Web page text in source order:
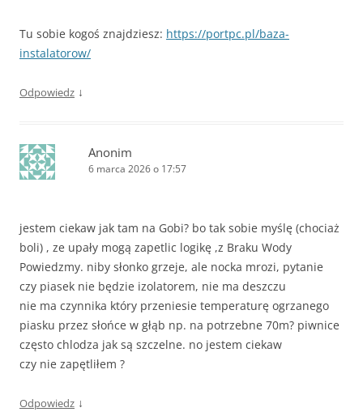
Tu sobie kogoś znajdziesz: https://portpc.pl/baza-
instalatorow/
Odpowiedz ↓
Anonim
6 marca 2026 o 17:57
jestem ciekaw jak tam na Gobi? bo tak sobie myślę (chociaż
boli) , ze upały mogą zapetlic logikę ,z Braku Wody
Powiedzmy. niby słonko grzeje, ale nocka mrozi, pytanie
czy piasek nie będzie izolatorem, nie ma deszczu
nie ma czynnika który przeniesie temperaturę ogrzanego
piasku przez słońce w głąb np. na potrzebne 70m? piwnice
często chlodza jak są szczelne. no jestem ciekaw
czy nie zapętliłem ?
Odpowiedz ↓